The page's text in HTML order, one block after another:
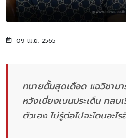
09 เม.ย. 2565
ทนายตั้มสุดเดือด แฉวิชามา
หวังเบี่ยงเบนประเด็น กล
ตัวเอง ไม่รู้ต่อไปจะโดนอะไ